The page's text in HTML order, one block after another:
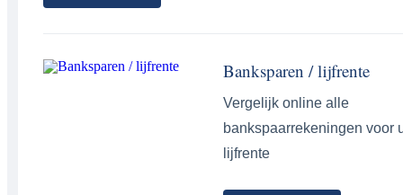
Banksparen / lijfrente
Vergelijk online alle
bankspaarrekeningen voor
lijfrente